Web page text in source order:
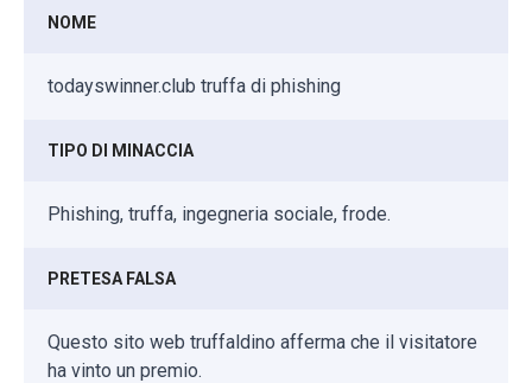
NOME
todayswinner.club truffa di phishing
TIPO DI MINACCIA
Phishing, truffa, ingegneria sociale, frode.
PRETESA FALSA
Questo sito web truffaldino afferma che il visitatore
ha vinto un premio.